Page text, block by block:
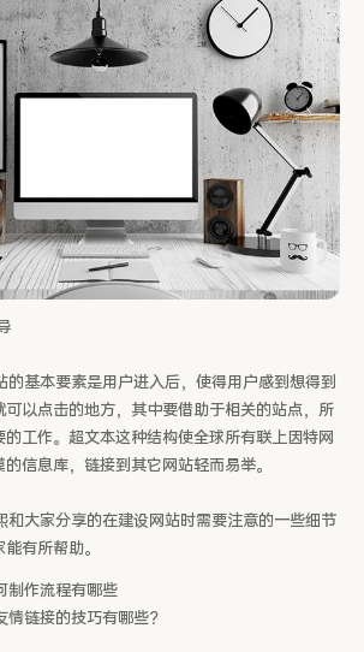
基本要素是用户进入后，使得用户感到想得到
可以点击的地方，其中要借助于相关的站点，所
的工作。超文本这种结构使全球所有联上因特网
信息库，链接到其它网站轻而易举。
大家分享的在建设网站时需要注意的一些细节
有所帮助。
制作流程有哪些
情链接的技巧有哪些？